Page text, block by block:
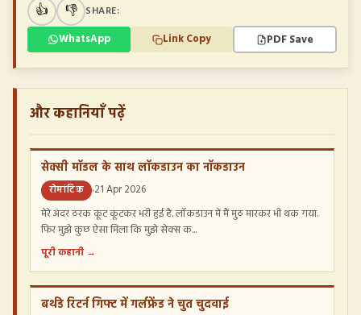
👍 👎 SHARE:
WhatsApp
Link Copy PDF Save
और कहानियाँ पढ़ें
सेक्सी मॉडल के साथ लॉकडाउन का नॉकडाउन
रोमांटिक 21 Apr 2026
मेरे अंदर ठरक कूट कूटकर भरी हुई है. लॉकडाउन में मैं मुठ मारकर भी थक गया.
फिर मुझे कुछ ऐसा मिला कि मुझे सेक्स क...
पूरी कहानी →
बर्थडे रिटर्न गिफ्ट में गर्लफ्रेंड ने चुत चुदवाई